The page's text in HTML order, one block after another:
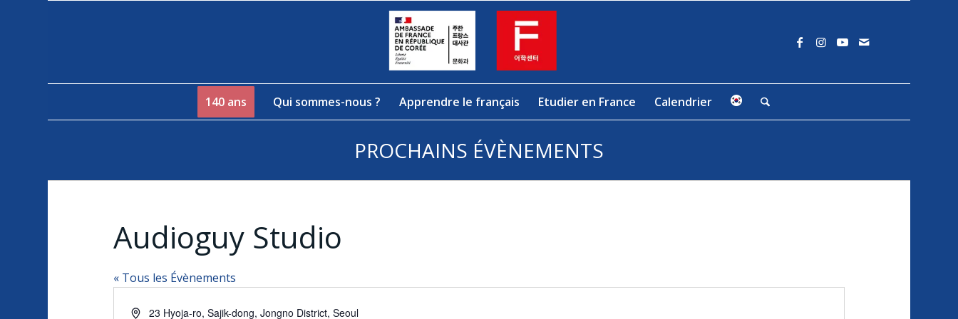
140 ans Qui sommes-nous ? Apprendre le français Etudier en France Calendrier
PROCHAINS ÉVÈNEMENTS
Audioguy Studio
« Tous les Évènements
Adresse23 Hyoja-ro, Sajik-dong, Jongno District, Seoul